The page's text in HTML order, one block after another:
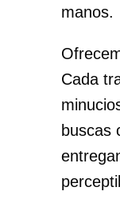
manos.
Cada
buscas